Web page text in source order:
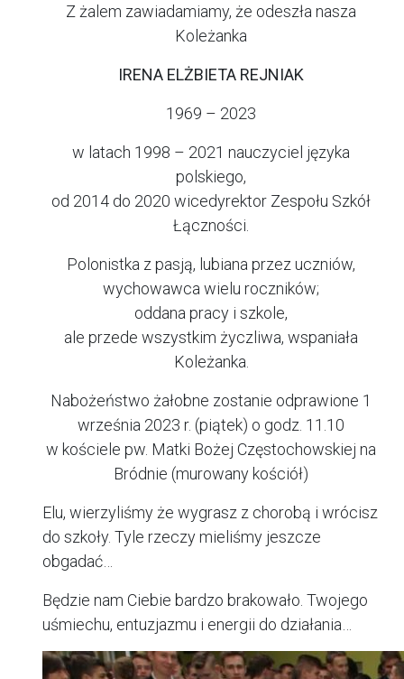
Z żalem zawiadamiamy, że odeszła nasza
Koleżanka
IRENA ELŻBIETA REJNIAK
1969 – 2023
w latach 1998 – 2021 nauczyciel języka
polskiego,
od 2014 do 2020 wicedyrektor Zespołu Szkół
Łączności.
Polonistka z pasją, lubiana przez uczniów,
wychowawca wielu roczników;
oddana pracy i szkole,
ale przede wszystkim życzliwa, wspaniała
Koleżanka.
Nabożeństwo żałobne zostanie odprawione 1
września 2023 r. (piątek) o godz. 11.10
w kościele pw. Matki Bożej Częstochowskiej na
Bródnie (murowany kościół)
Elu, wierzyliśmy że wygrasz z chorobą i wrócisz
do szkoły. Tyle rzeczy mieliśmy jeszcze
obgadać…
Będzie nam Ciebie bardzo brakowało. Twojego
uśmiechu, entuzjazmu i energii do działania…